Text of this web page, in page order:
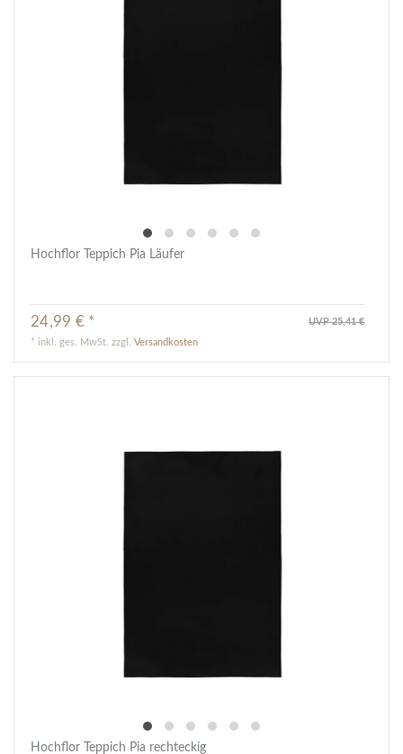
Hochflor Teppich Pia Läufer
UVP 25,41 €
24,99 € *
* inkl. ges. MwSt. zzgl.Versandkosten
Hochflor Teppich Pia rechteckig